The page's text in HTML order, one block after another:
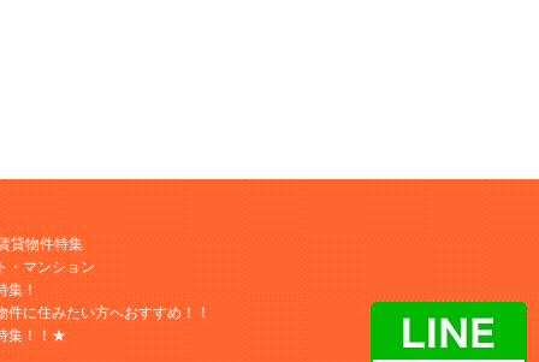
貸物件特集
・マンション
集！
件に住みたい方へおすすめ！！
集！！★